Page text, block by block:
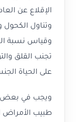
الإقلاع عن
وتناول الكحول
وقياس نسبة
تجنب القلق
على الحياة
ويجب في بعض
طبيب الأمراض